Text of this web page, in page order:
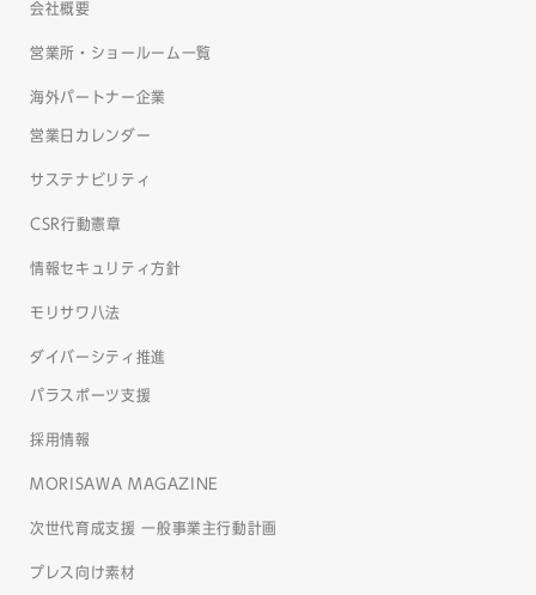
会社概要
営業所・ショールーム一覧
海外パートナー企業
営業日カレンダー
サステナビリティ
CSR行動憲章
情報セキュリティ方針
モリサワ八法
ダイバーシティ推進
パラスポーツ支援
採用情報
MORISAWA MAGAZINE
次世代育成支援 一般事業主行動計画
プレス向け素材